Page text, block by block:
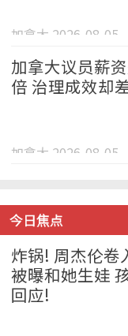
加拿大 2026-08-05
加拿大议员薪
倍 治理成效却
加拿大 2026-08-05
今日焦点
炸锅! 周杰伦
被曝和她生娃
回应!